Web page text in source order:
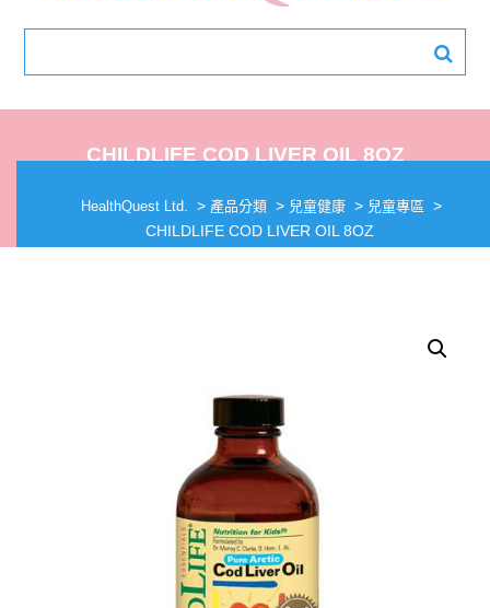
CHILDLIFE COD LIVER OIL 8OZ
HealthQuest Ltd. > 產品分類 > 兒童健康 > 兒童專區 >
CHILDLIFE COD LIVER OIL 8OZ